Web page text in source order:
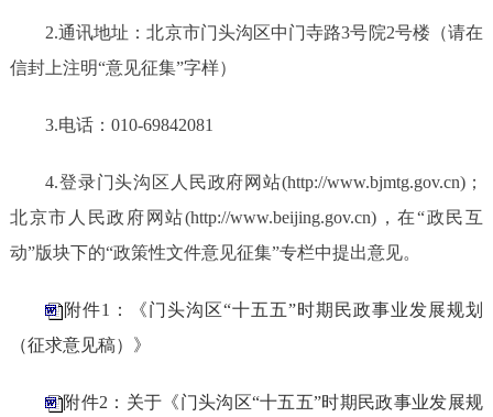
2.通讯地址：北京市门头沟区中门寺路3号院2号楼（请在
信封上注明“意见征集”字样）
3.电话：010-69842081
4.登录门头沟区人民政府网站(http://www.bjmtg.gov.cn)；
北京市人民政府网站(http://www.beijing.gov.cn)，在“政民互
动”版块下的“政策性文件意见征集”专栏中提出意见。
附件1：《门头沟区“十五五”时期民政事业发展规划
（征求意见稿）》
附件2：关于《门头沟区“十五五”时期民政事业发展规